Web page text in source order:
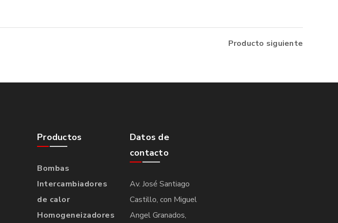
Producto siguiente
Productos
Bombas
Intercambiadores
de calor
Homogeneizadores
Datos de
contacto
Av. José Santiago
Castillo, con Miguel
Angel Granados,